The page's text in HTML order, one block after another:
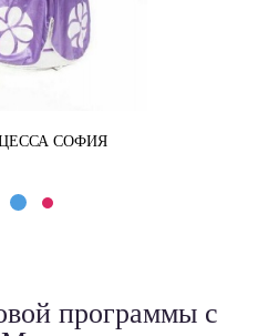
СОФИЯ
программы с